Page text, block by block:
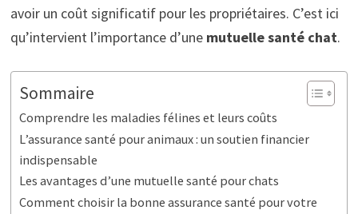
avoir un coût significatif pour les propriétaires. C’est ici
qu’intervient l’importance d’une mutuelle santé chat.
Sommaire
Comprendre les maladies félines et leurs coûts
L’assurance santé pour animaux : un soutien financier
indispensable
Les avantages d’une mutuelle santé pour chats
Comment choisir la bonne assurance santé pour votre